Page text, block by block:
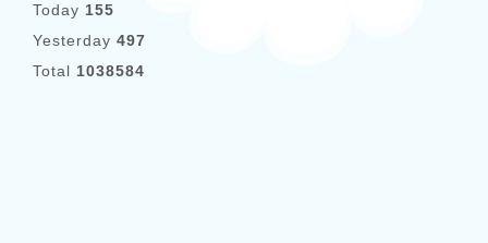
Today 155
Yesterday 497
Total 1038584